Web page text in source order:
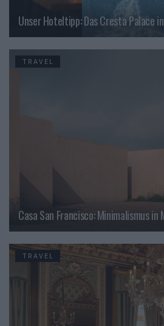
Unser Hoteltipp: Das Cresta Palace
TRAVEL
Casa San Francisco: Minimalismus in
TRAVEL